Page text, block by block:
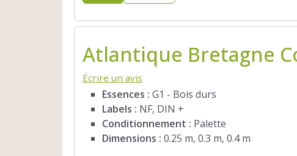
Atlantique Bretagne
Écrire un avis
Essences : G1 - Bois durs
Labels : NF, DIN +
Conditionnement : Palette
Dimensions : 0.25 m, 0.3 m, 0.4 m